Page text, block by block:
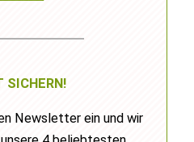
SICHERN!
Newsletter ein und wir